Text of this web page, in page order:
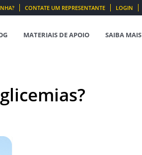
CONTATE UM REPRESENTANTE LOGIN
MATERIAIS DE APOIO SAIBA MAIS